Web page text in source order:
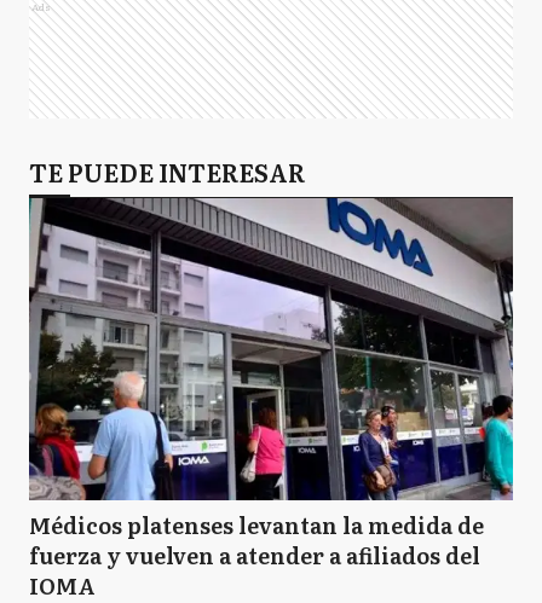
Ads
TE PUEDE INTERESAR
Médicos platenses levantan la medida de
fuerza y vuelven a atender a afiliados del
IOMA